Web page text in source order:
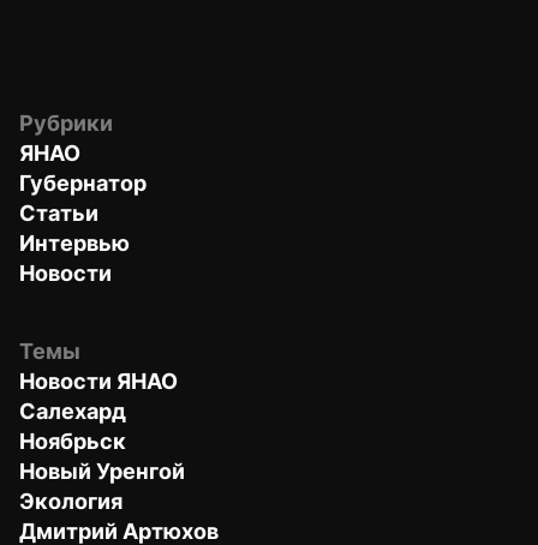
Рубрики
ЯНАО
Губернатор
Статьи
Интервью
Новости
Темы
Новости ЯНАО
Салехард
Ноябрьск
Новый Уренгой
Экология
Дмитрий Артюхов